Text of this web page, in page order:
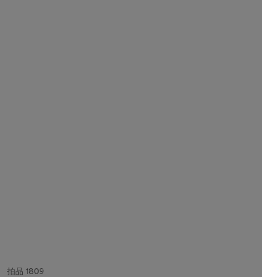
拍品 1809